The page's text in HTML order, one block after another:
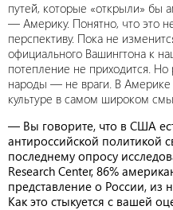
путей, которые «открыли» бы
— Америку. Понятно, что это
перспективу. Пока не
официального Вашингтона к
потепление не приходится.
народы — не враги. В Америке
культуре в самом широком
— Вы говорите, что в США
антироссийской политикой
последнему опросу
Research Center, 86%
представление о России, из
Как это стыкуется с вашей